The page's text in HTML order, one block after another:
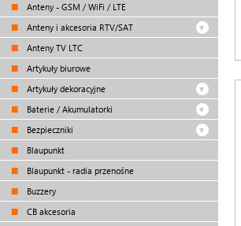
Anteny - GSM / WiFi / LTE
Anteny i akcesoria RTV/SAT
Anteny TV LTC
Artykuły biurowe
Artykuły dekoracyjne
Baterie / Akumulatorki
Bezpieczniki
Blaupunkt
Blaupunkt - radia przenośne
Buzzery
CB akcesoria